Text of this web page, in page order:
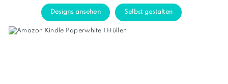
Designs ansehen Selbst gestalten